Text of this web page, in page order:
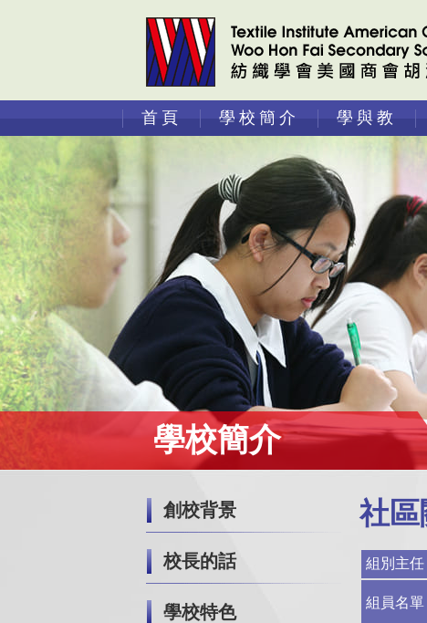
首頁 學校簡介 學與教
學校簡介
創校背景
校長的話
學校特色
社區
組別主任
組員名單